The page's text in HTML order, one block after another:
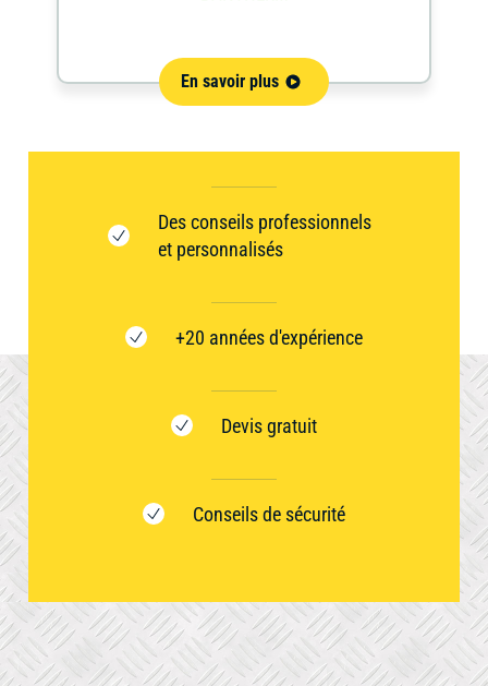
En savoir plus
Des conseils professionnels
et personnalisés
+20 années d'expérience
Devis gratuit
Conseils de sécurité